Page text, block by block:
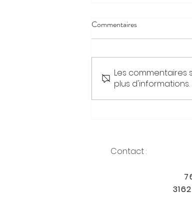
La puissance de l'intention
Commentaires
Les commentaires
plus d'informations.
Contact :